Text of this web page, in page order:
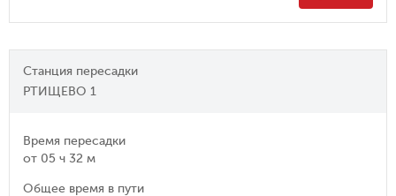
Станция пересадки
РТИЩЕВО 1
Время пересадки
от 05 ч 32 м
Общее время в пути